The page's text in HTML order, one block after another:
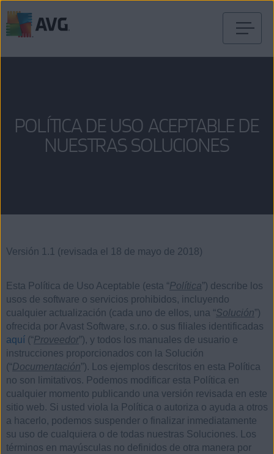
al
POLÍTICA DE USO ACEPTABLE DE
NUESTRAS SOLUCIONES
Versión 1.1 (revisada el 18 de mayo de 2018)
Esta Política de Uso Aceptable (esta “Política”) describe los
usos de software o servicios prohibidos, incluyendo
cualquier actualización (cada uno de ellos, una “Solución”)
ofrecida por Avast Software, s.r.o. o sus filiales identificadas
aquí (“Proveedor”), y todos los manuales de usuario e
instrucciones proporcionados con la Solución
(“Documentación”). Los ejemplos descritos en esta Política
no son limitativos. Podemos modificar esta Política en
cualquier momento publicando una versión revisada en este
sitio web. Si usted viola la Política o autoriza o ayuda a otros
a hacerlo, podemos suspender o finalizar inmediatamente
su uso de cualquiera o de todas nuestras Soluciones. Los
términos en mayúsculas no definidos de otra manera por